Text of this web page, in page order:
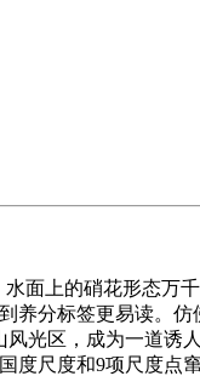
上的硝花形态万
分标签更易读。
光区，成为一道诱
尺度和9项尺度